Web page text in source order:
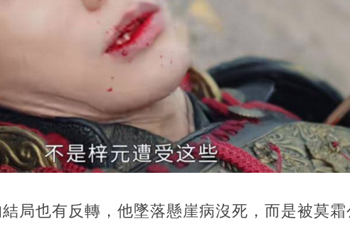
局也有反轉，他墜落懸崖病沒死，而是被莫霜